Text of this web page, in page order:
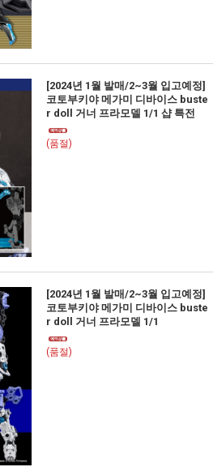
[2024년 1월 발매/2~3월 입고예정]
코토부키야 메가미 디바이스 buste
r doll 거너 프라모델 1/1 샵 특전
(품절)
[2024년 1월 발매/2~3월 입고예정]
코토부키야 메가미 디바이스 buste
r doll 거너 프라모델 1/1
(품절)